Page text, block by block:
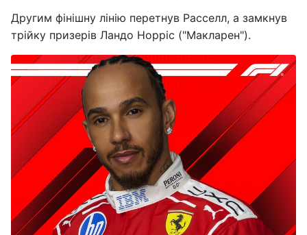
Другим фінішну лінію перетнув Расселл, а замкнув
трійку призерів Ландо Норріс ("Макларен").